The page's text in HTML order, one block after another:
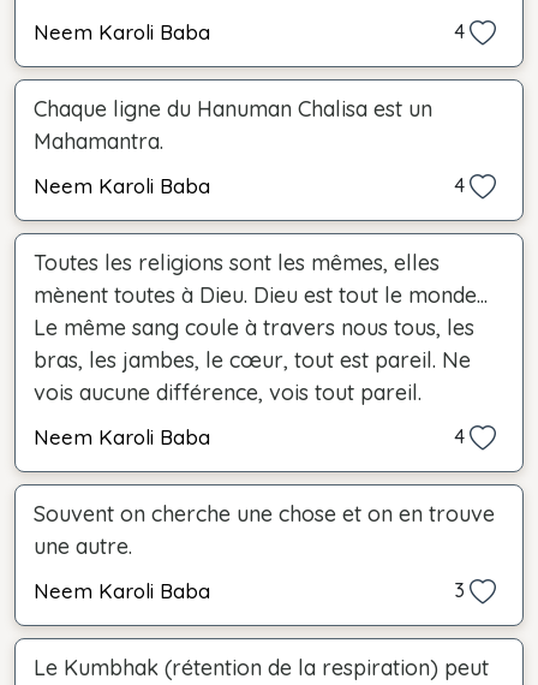
Neem Karoli Baba 4
Chaque ligne du Hanuman Chalisa est un
Mahamantra.
Neem Karoli Baba 4
Toutes les religions sont les mêmes, elles
mènent toutes à Dieu. Dieu est tout le monde...
Le même sang coule à travers nous tous, les
bras, les jambes, le cœur, tout est pareil. Ne
vois aucune différence, vois tout pareil.
Neem Karoli Baba 4
Souvent on cherche une chose et on en trouve
une autre.
Neem Karoli Baba 3
Le Kumbhak (rétention de la respiration) peut